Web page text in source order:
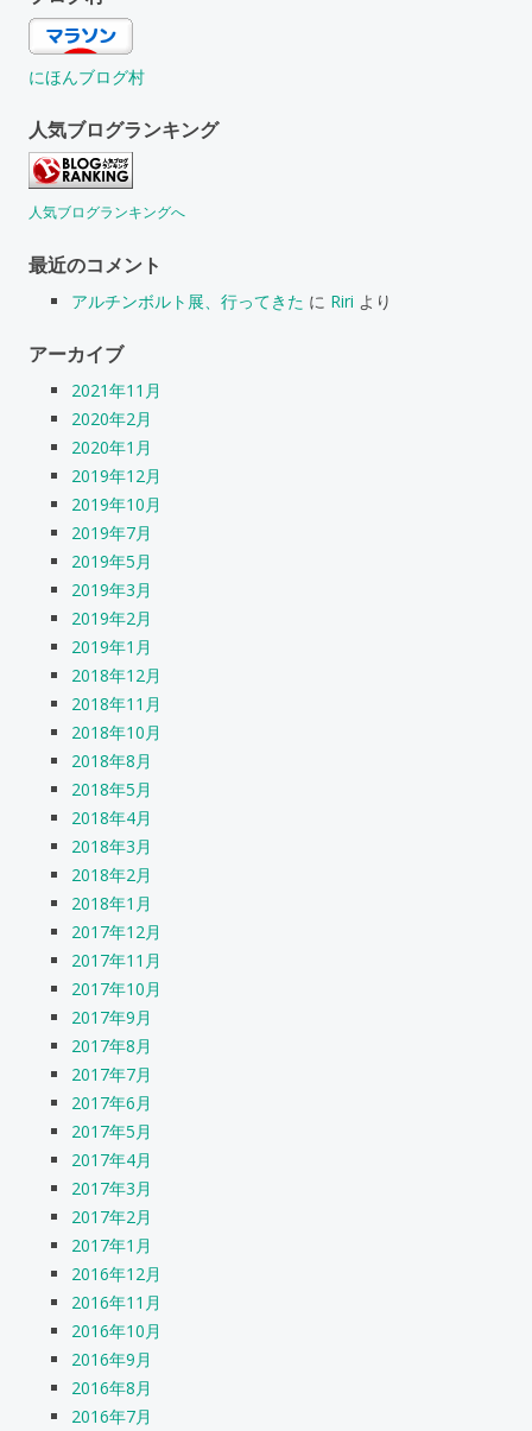
にほんブログ村
人気ブログランキング
人気ブログランキングへ
最近のコメント
アルチンボルト展、行ってきた に Riri より
アーカイブ
2021年11月
2020年2月
2020年1月
2019年12月
2019年10月
2019年7月
2019年5月
2019年3月
2019年2月
2019年1月
2018年12月
2018年11月
2018年10月
2018年8月
2018年5月
2018年4月
2018年3月
2018年2月
2018年1月
2017年12月
2017年11月
2017年10月
2017年9月
2017年8月
2017年7月
2017年6月
2017年5月
2017年4月
2017年3月
2017年2月
2017年1月
2016年12月
2016年11月
2016年10月
2016年9月
2016年8月
2016年7月